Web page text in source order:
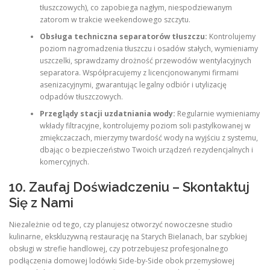
tłuszczowych), co zapobiega nagłym, niespodziewanym
zatorom w trakcie weekendowego szczytu.
Obsługa techniczna separatorów tłuszczu: Kontrolujemy
poziom nagromadzenia tłuszczu i osadów stałych, wymieniamy
uszczelki, sprawdzamy drożność przewodów wentylacyjnych
separatora. Współpracujemy z licencjonowanymi firmami
asenizacyjnymi, gwarantując legalny odbiór i utylizację
odpadów tłuszczowych.
Przeglądy stacji uzdatniania wody: Regularnie wymieniamy
wkłady filtracyjne, kontrolujemy poziom soli pastylkowanej w
zmiękczaczach, mierzymy twardość wody na wyjściu z systemu,
dbając o bezpieczeństwo Twoich urządzeń rezydencjalnych i
komercyjnych.
10. Zaufaj Doświadczeniu – Skontaktuj
Się z Nami
Niezależnie od tego, czy planujesz otworzyć nowoczesne studio
kulinarne, ekskluzywną restaurację na Starych Bielanach, bar szybkiej
obsługi w strefie handlowej, czy potrzebujesz profesjonalnego
podłączenia domowej lodówki Side-by-Side obok przemysłowej